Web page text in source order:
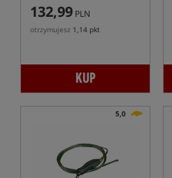
132,99 PLN
otrzymujesz 1,14 pkt
KUP
5,0